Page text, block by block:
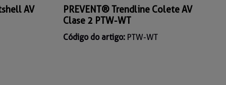
AV
PREVENT® Trendline Colete AV
Clase 2 PTW-WT
Código do artigo: PTW-WT